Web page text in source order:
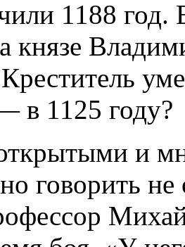
1188 год.
князе
в 1125 году?
и
говорить не